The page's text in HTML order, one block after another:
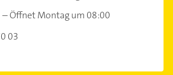
–Öffnet Montag um 08:00
03